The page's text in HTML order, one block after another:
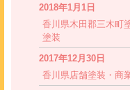
2018年1月1日
香川県木田郡三木町
塗装
2017年12月30日
香川県店舗塗装・商